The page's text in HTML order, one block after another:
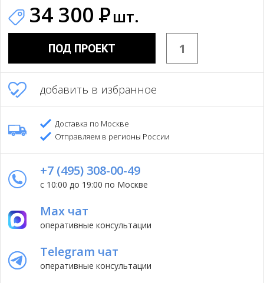
34 300 Ршт.
ПОД ПРОЕКТ
добавить в избранное
Доставка по Москве
Отправляем в регионы России
+7 (495) 308-00-49
с 10:00 до 19:00 по Москве
Max чат
оперативные консультации
Telegram чат
оперативные консультации